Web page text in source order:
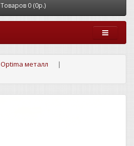
Товаров 0 (0р.)
Optima металл